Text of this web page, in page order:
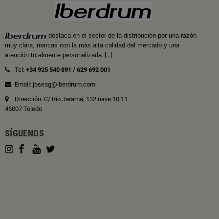
destaca en el sector de la distribución por una razón
muy clara, marcas con la más alta calidad del mercado y una
atención totalmente personalizada. [...]
Tel: +34 925 540 891 / 629 692 001
Email: joseag@iberdrum.com
Dirección: C/ Rio Jarama, 132 nave 10.11
45007 Toledo
SÍGUENOS